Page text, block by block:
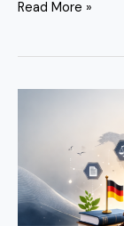
Read More »
erklärt:
Nominativ,
Akkusativ,